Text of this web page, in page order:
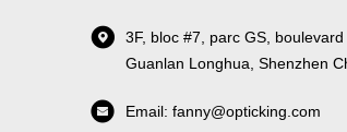
3F, bloc #7, parc GS, boulevard
Guanlan Longhua, Shenzhen
Email: fanny@opticking.com